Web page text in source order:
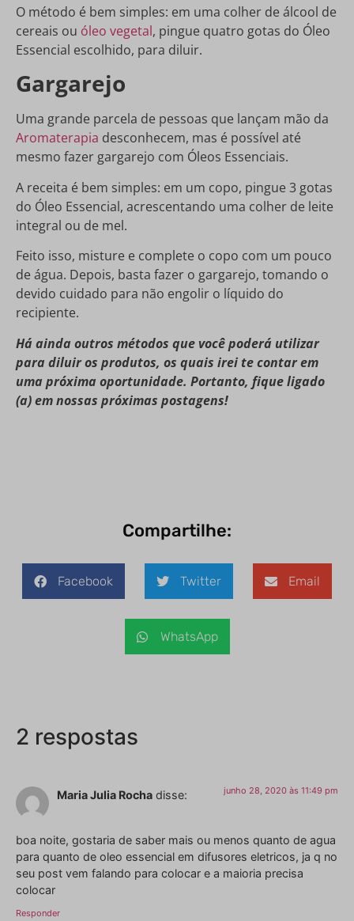
O método é bem simples: em uma colher de álcool de
cereais ou óleo vegetal, pingue quatro gotas do Óleo
Essencial escolhido, para diluir.
Gargarejo
Uma grande parcela de pessoas que lançam mão da
Aromaterapia desconhecem, mas é possível até
mesmo fazer gargarejo com Óleos Essenciais.
A receita é bem simples: em um copo, pingue 3 gotas
do Óleo Essencial, acrescentando uma colher de leite
integral ou de mel.
Feito isso, misture e complete o copo com um pouco
de água. Depois, basta fazer o gargarejo, tomando o
devido cuidado para não engolir o líquido do
recipiente.
Há ainda outros métodos que você poderá utilizar
para diluir os produtos, os quais irei te contar em
uma próxima oportunidade. Portanto, fique ligado
(a) em nossas próximas postagens!
Compartilhe:
Facebook Twitter Email
WhatsApp
2 respostas
Maria Julia Rocha disse: junho 28, 2020 às 11:49 pm
boa noite, gostaria de saber mais ou menos quanto de agua
para quanto de oleo essencial em difusores eletricos, ja q no
seu post vem falando para colocar e a maioria precisa
colocar
Responder